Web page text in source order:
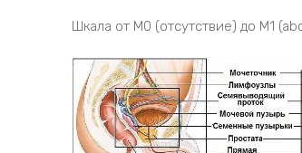
Шкала от M0 (отсутствие) до M1